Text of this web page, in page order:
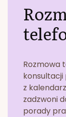
Rozmowa
z
zadzwoni
porady